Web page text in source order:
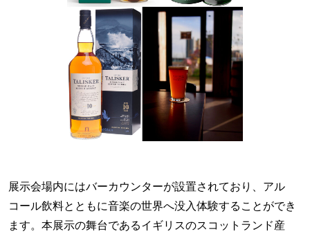
展示会場内にはバーカウンターが設置されており、アル
コール飲料とともに音楽の世界へ没入体験することができ
ます。本展示の舞台であるイギリスのスコットランド産